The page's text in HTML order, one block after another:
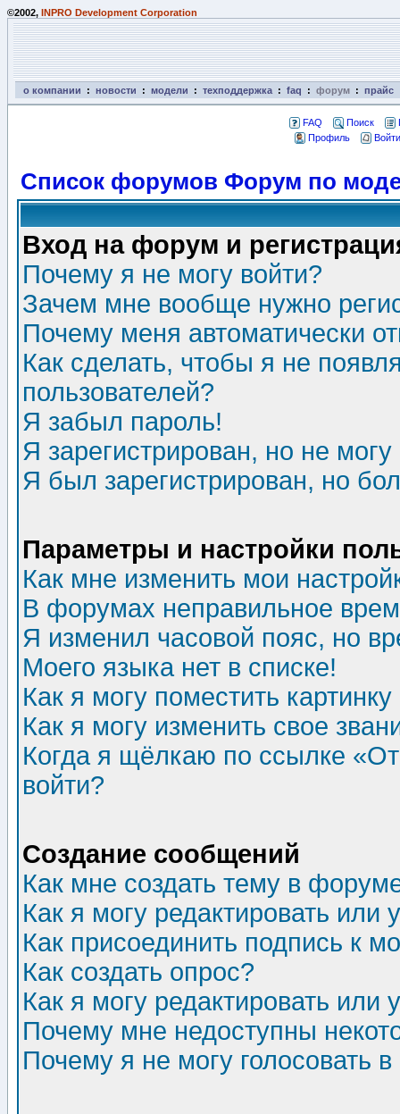
©2002, INPRO Development Corporation
о компании : новости : модели : техподдержка : faq : форум : прайс
FAQ Поиск
Профиль
Список форумов Форум по
Вход на форум и
Почему я не могу войти?
Зачем мне вообще нужно
Почему меня автоматически
Как сделать, чтобы я не
пользователей?
Я забыл пароль!
Я зарегистрирован, но не могу
Я был зарегистрирован, но
Параметры и настройки
Как мне изменить мои
В форумах неправильное
Я изменил часовой пояс, но
Моего языка нет в списке!
Как я могу поместить
Как я могу изменить свое
Когда я щёлкаю по ссылке
войти?
Создание сообщений
Как мне создать тему в
Как я могу редактировать или
Как присоединить подпись к
Как создать опрос?
Как я могу редактировать или
Почему мне недоступны
Почему я не могу голосовать